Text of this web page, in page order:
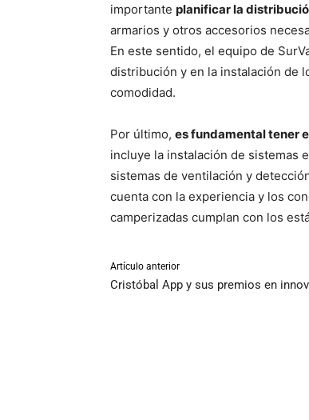
importante planificar la
armarios y otros accesorios
En este sentido, el equipo de
distribución y en la instalación de
comodidad.
Por último, es fundamental tener
incluye la instalación de sistemas
sistemas de ventilación y
cuenta con la experiencia y los
camperizadas cumplan con los
Artículo anterior
Cristóbal App y sus premios en